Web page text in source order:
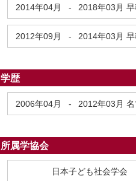
2014年04月 - 2018年03月
2012年09月 - 2014年03月
学歴
2006年04月 - 2012年03月
所属学協会
日本子ども社会学会